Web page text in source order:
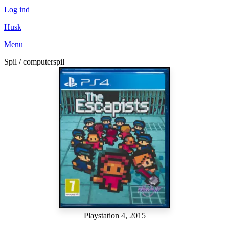
Log ind
Husk
Menu
Spil / computerspil
Playstation 4, 2015